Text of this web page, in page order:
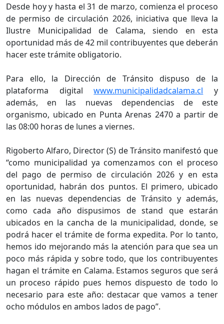
Desde hoy y hasta el 31 de marzo, comienza el proceso
de permiso de circulación 2026, iniciativa que lleva la
Ilustre Municipalidad de Calama, siendo en esta
oportunidad más de 42 mil contribuyentes que deberán
hacer este trámite obligatorio.
Para ello, la Dirección de Tránsito dispuso de la
plataforma digitalwww.municipalidadcalama.cl y
además, en las nuevas dependencias de este
organismo, ubicado en Punta Arenas 2470 a partir de
las 08:00 horas de lunes a viernes.
Rigoberto Alfaro, Director (S) de Tránsito manifestó que
“como municipalidad ya comenzamos con el proceso
del pago de permiso de circulación 2026 y en esta
oportunidad, habrán dos puntos. El primero, ubicado
en las nuevas dependencias de Tránsito y además,
como cada año dispusimos de stand que estarán
ubicados en la cancha de la municipalidad, donde, se
podrá hacer el trámite de forma expedita. Por lo tanto,
hemos ido mejorando más la atención para que sea un
poco más rápida y sobre todo, que los contribuyentes
hagan el trámite en Calama. Estamos seguros que será
un proceso rápido pues hemos dispuesto de todo lo
necesario para este año: destacar que vamos a tener
ocho módulos en ambos lados de pago”.